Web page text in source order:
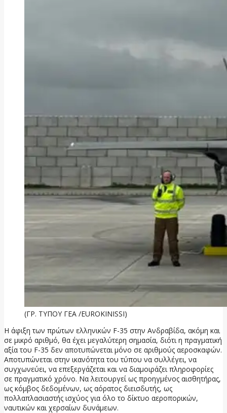
(ΓΡ. ΤΥΠΟΥ ΓΕΑ /EUROKINISSI)
Η άφιξη των πρώτων ελληνικών F-35 στην Ανδραβίδα, ακόμη και
σε μικρό αριθμό, θα έχει μεγαλύτερη σημασία, διότι η πραγματική
αξία του F-35 δεν αποτυπώνεται μόνο σε αριθμούς αεροσκαφών.
Αποτυπώνεται στην ικανότητα του τύπου να συλλέγει, να
συγχωνεύει, να επεξεργάζεται και να διαμοιράζει πληροφορίες
σε πραγματικό χρόνο. Να λειτουργεί ως προηγμένος αισθητήρας,
ως κόμβος δεδομένων, ως αόρατος διεισδυτής, ως
πολλαπλασιαστής ισχύος για όλο το δίκτυο αεροπορικών,
ναυτικών και χερσαίων δυνάμεων.